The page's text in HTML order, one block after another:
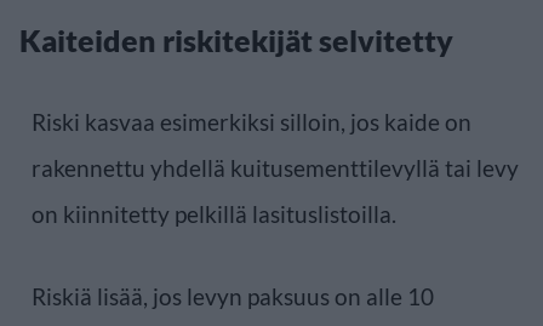
Kaiteiden riskitekijät selvitetty
Riski kasvaa esimerkiksi silloin, jos kaide on
rakennettu yhdellä kuitusementtilevyllä tai levy
on kiinnitetty pelkillä lasituslistoilla.
Riskiä lisää, jos levyn paksuus on alle 10